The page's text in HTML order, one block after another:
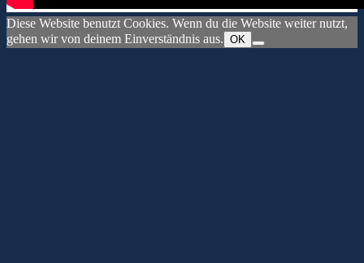
Diese Website benutzt Cookies. Wenn du die Website weiter nutzt,
gehen wir von deinem Einverständnis aus. OK